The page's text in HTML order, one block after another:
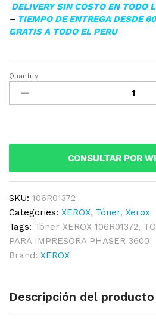
DELIVERY SIN COSTO EN TODO
– TIEMPO DE ENTREGA DESDE
GRATIS A TODO EL PERU
▷TONER
XEROX
106R01372
PAG.
quantity
Quantity
CONSULTAR POR
SKU: 106R01372
Categories: XEROX, Tóner, Xerox
Tags: Tóner XEROX 106R01372,
PARA IMPRESORA PHASER 3600
Brand: XEROX
Descripción del producto